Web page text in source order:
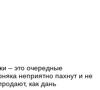
– это очередные
неприятно пахнут и не
как дань